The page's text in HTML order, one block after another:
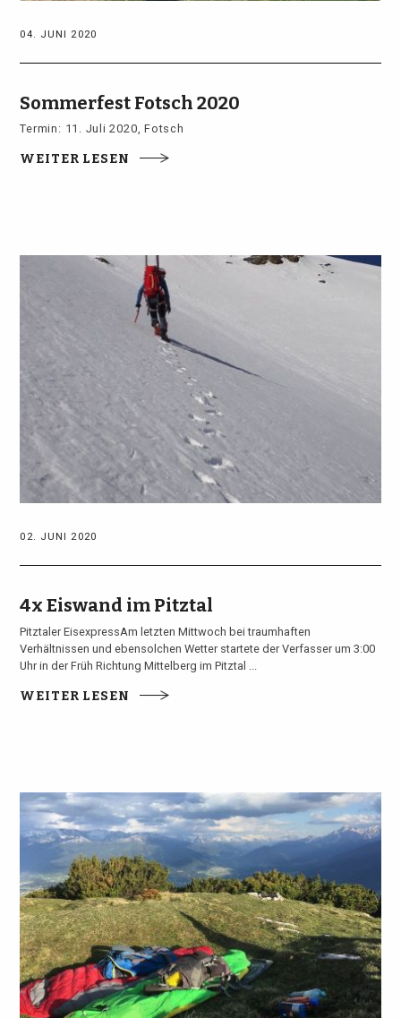
04. JUNI 2020
Sommerfest Fotsch 2020
Termin: 11. Juli 2020, Fotsch
WEITER LESEN
02. JUNI 2020
4x Eiswand im Pitztal
Pitztaler EisexpressAm letzten Mittwoch bei traumhaften
Verhältnissen und ebensolchen Wetter startete der Verfasser um 3:00
Uhr in der Früh Richtung Mittelberg im Pitztal ...
WEITER LESEN